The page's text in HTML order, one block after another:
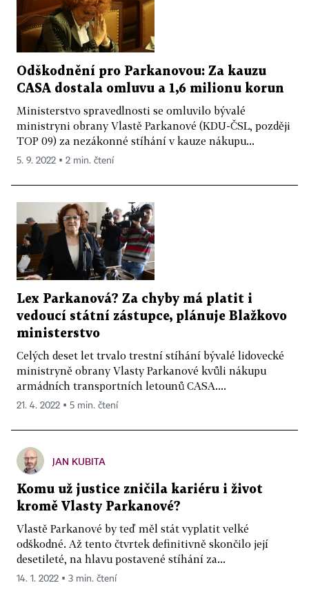
Odškodnění pro Parkanovou: Za kauzu
CASA dostala omluvu a 1,6 milionu korun
Ministerstvo spravedlnosti se omluvilo bývalé
ministryni obrany Vlastě Parkanové (KDU-ČSL, později
TOP 09) za nezákonné stíhání v kauze nákupu...
5. 9. 2022 ▪ 2 min. čtení
Lex Parkanová? Za chyby má platit i
vedoucí státní zástupce, plánuje Blažkovo
ministerstvo
Celých deset let trvalo trestní stíhání bývalé lidovecké
ministryně obrany Vlasty Parkanové kvůli nákupu
armádních transportních letounů CASA....
21. 4. 2022 ▪ 5 min. čtení
JAN KUBITA
Komu už justice zničila kariéru i život
kromě Vlasty Parkanové?
Vlastě Parkanové by teď měl stát vyplatit velké
odškodné. Až tento čtvrtek definitivně skončilo její
desetileté, na hlavu postavené stíhání za...
14. 1. 2022 ▪ 3 min. čtení